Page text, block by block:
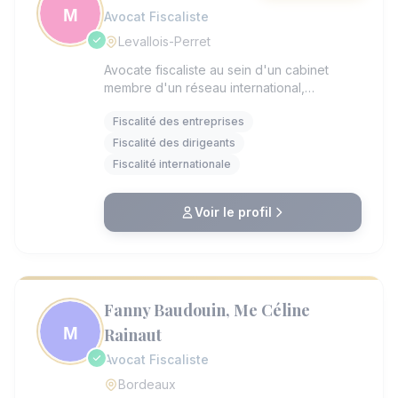
Avocat Fiscaliste
Levallois-Perret
Avocate fiscaliste au sein d'un cabinet
membre d'un réseau international,
dirigeants dans la gestion et l'optimisation
de leurs problématiques fiscales, en France
comme à l'international. Forte d'un double
comptable, j'interviens avec une approche
à la fois juridique, financière et
opérationnelle, permettant d'apporter des
clients.
Fiscalité des entreprises
Fiscalité des dirigeants
Fiscalité internationale
Voir le profil
Fanny Baudouin, Me Céline
Rainaut
Avocat Fiscaliste
Bordeaux